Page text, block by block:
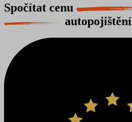
Spočítat cenu
autopojištění